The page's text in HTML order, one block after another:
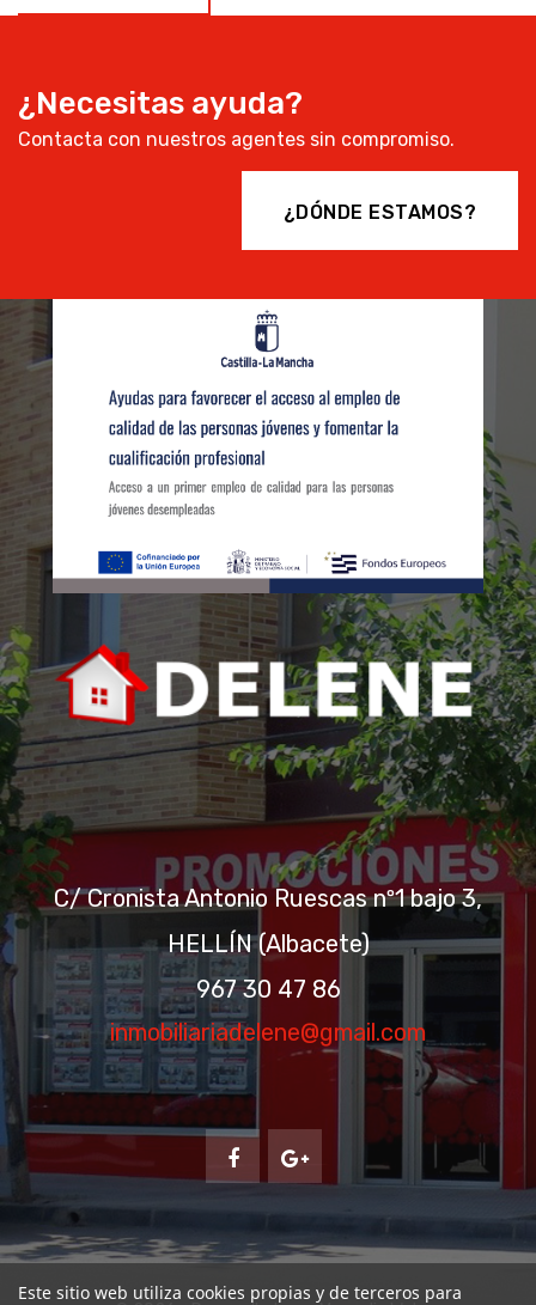
¿Necesitas ayuda?
Contacta con nuestros agentes sin compromiso.
¿DÓNDE ESTAMOS?
C/ Cronista Antonio Ruescas nº1 bajo 3,
HELLÍN (Albacete)
967 30 47 86
inmobiliariadelene@gmail.com
Este sitio web utiliza cookies propias y de terceros para